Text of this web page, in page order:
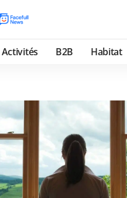
Activités B2B Habitat